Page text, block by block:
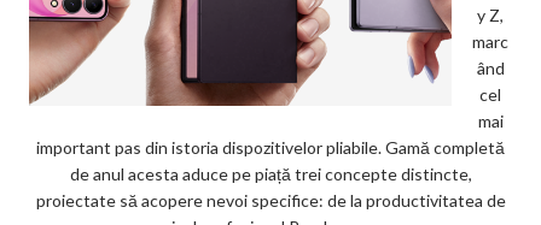
y Z,
marc
ând
cel
mai
important pas din istoria dispozitivelor pliabile. Gamă completă
de anul acesta aduce pe piață trei concepte distincte,
proiectate să acopere nevoi specifice: de la productivitatea de